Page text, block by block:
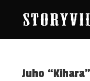
Juho